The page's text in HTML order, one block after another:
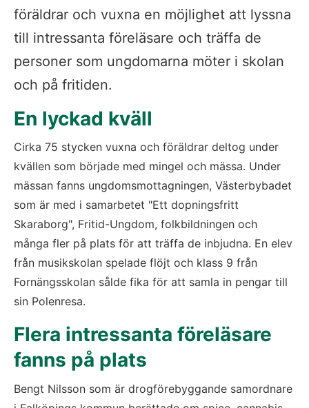
föräldrar och vuxna en möjlighet att lyssna
till intressanta föreläsare och träffa de
personer som ungdomarna möter i skolan
och på fritiden.
En lyckad kväll
Cirka 75 stycken vuxna och föräldrar deltog under
kvällen som började med mingel och mässa. Under
mässan fanns ungdomsmottagningen, Västerbybadet
som är med i samarbetet "Ett dopningsfritt
Skaraborg", Fritid-Ungdom, folkbildningen och
många fler på plats för att träffa de inbjudna. En elev
från musikskolan spelade flöjt och klass 9 från
Fornängsskolan sålde fika för att samla in pengar till
sin Polenresa.
Flera intressanta föreläsare
fanns på plats
Bengt Nilsson som är drogförebyggande samordnare